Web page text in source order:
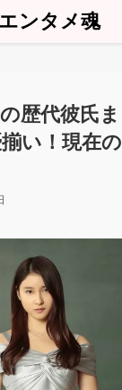
エンタメ魂
歴代彼氏
い！現在